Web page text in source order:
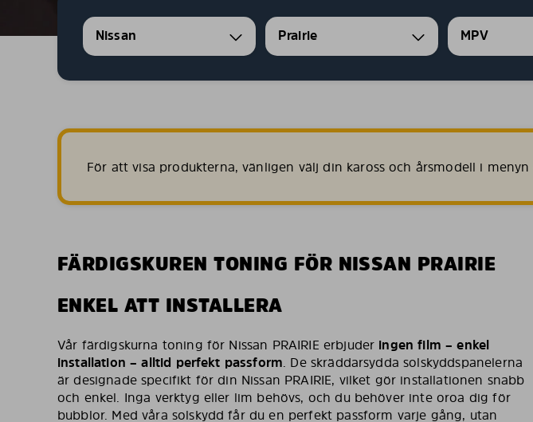
Nissan Prairie MPV
För att visa produkterna, vänligen välj din kaross och årsmodell i menyn
FÄRDIGSKUREN TONING FÖR NISSAN PRAIRIE
ENKEL ATT INSTALLERA
Vår färdigskurna toning för Nissan PRAIRIE erbjuder ingen film – enkel
installation – alltid perfekt passform. De skräddarsydda solskyddspanelerna
är designade specifikt för din Nissan PRAIRIE, vilket gör installationen snabb
och enkel. Inga verktyg eller lim behövs, och du behöver inte oroa dig för
bubblor. Med våra solskydd får du en perfekt passform varje gång, utan